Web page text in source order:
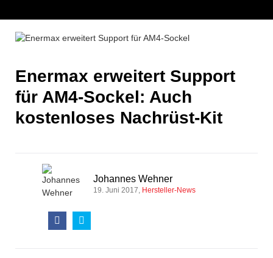
Enermax erweitert Support
für AM4-Sockel: Auch
kostenloses Nachrüst-Kit
Johannes Wehner
19. Juni 2017 Hersteller-News